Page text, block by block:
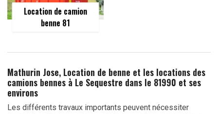
Location de camion
benne 81
Mathurin Jose, Location de benne et les locations des
camions bennes à Le Sequestre dans le 81990 et ses
environs
Les différents travaux importants peuvent nécessiter